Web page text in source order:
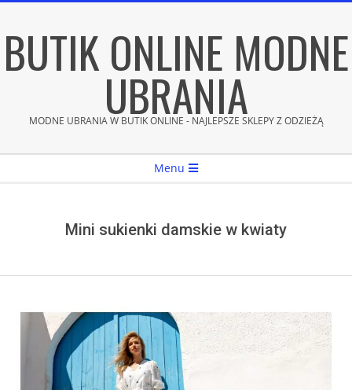
content
BUTIK ONLINE MODNE
UBRANIA
MODNE UBRANIA W BUTIK ONLINE - NAJLEPSZE SKLEPY Z ODZIEŻĄ
Menu
Mini sukienki damskie w kwiaty